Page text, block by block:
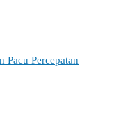
Pacu Percepatan